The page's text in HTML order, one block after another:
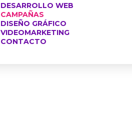
DESARROLLO WEB
CAMPAÑAS
DISEÑO GRÁFICO
VIDEOMARKETING
CONTACTO